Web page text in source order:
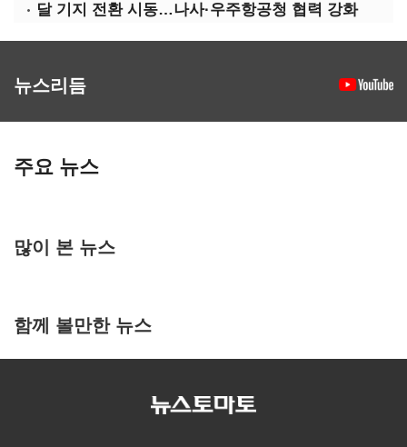
달 기지 전환 시동…나사·우주항공청 협력 강화
뉴스리듬
주요 뉴스
많이 본 뉴스
함께 볼만한 뉴스